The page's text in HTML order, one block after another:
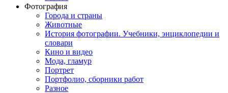
Фотография
Города и страны
Животные
История фотографии. Учебники, энциклопедии и
словари
Кино и видео
Мода, гламур
Портрет
Портфолио, сборники работ
Разное